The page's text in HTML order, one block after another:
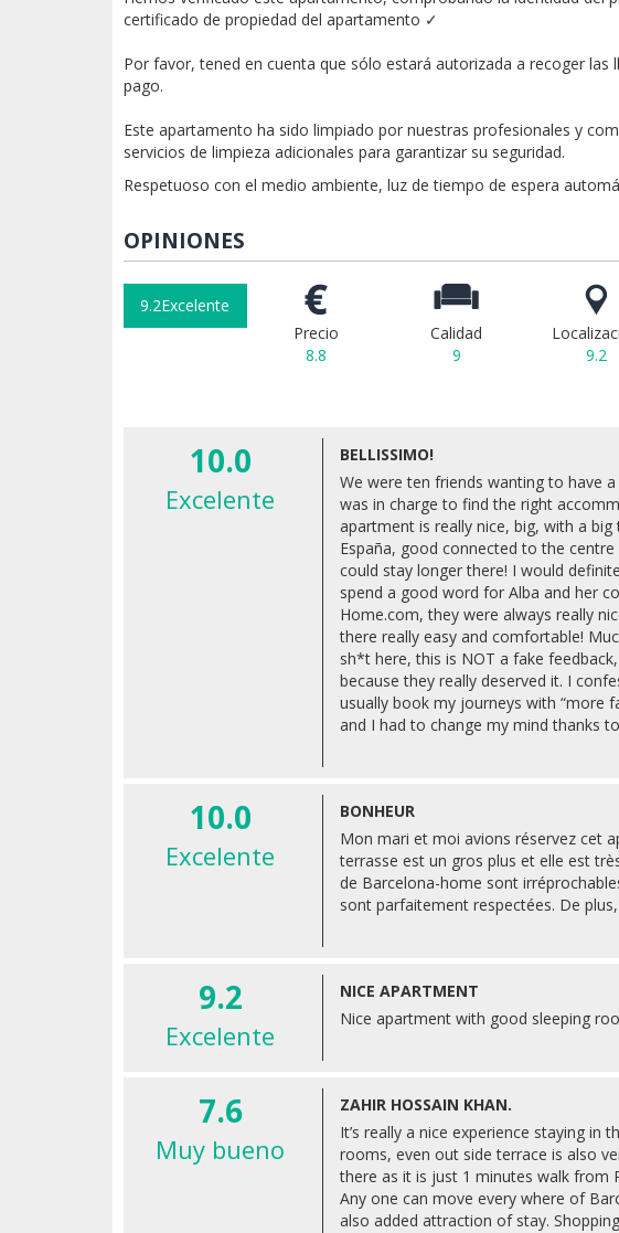
certificado de propiedad del apartamento ✓
Por favor, tened en cuenta que sólo estará autorizada a recoger las
pago.
Este apartamento ha sido limpiado por nuestras profesionales y
servicios de limpieza adicionales para garantizar su seguridad.
Respetuoso con el medio ambiente, luz de tiempo de espera
OPINIONES
9.2Excelente
Precio
8.8
Calidad
9
9.2
10.0
Excelente
BELLISSIMO!
We were ten friends wanting to have
was in charge to find the right
apartment is really nice, big, with a big
España, good connected to the
could stay longer there! I would
spend a good word for Alba and her
Home.com, they were always really
there really easy and comfortable!
sh*t here, this is NOT a fake
because they really deserved it. I
usually book my journeys with “more
and I had to change my mind thanks
10.0
Excelente
BONHEUR
Mon mari et moi avions réservez cet
terrasse est un gros plus et elle est
de Barcelona-home sont
sont parfaitement respectées. De
9.2
Excelente
NICE APARTMENT
Nice apartment with good sleeping
7.6
Muy bueno
ZAHIR HOSSAIN KHAN.
It’s really a nice experience staying in
rooms, even out side terrace is also
there as it is just 1 minutes walk from
Any one can move every where of
also added attraction of stay.